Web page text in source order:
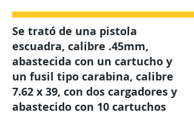
Se trató de una pistola
escuadra, calibre .45mm,
abastecida con un cartucho y
un fusil tipo carabina, calibre
7.62 x 39, con dos cargadores y
abastecido con 10 cartuchos